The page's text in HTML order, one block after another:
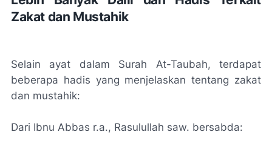
Zakat dan Mustahik
Selain ayat dalam Surah At-Taubah, terdapat
beberapa hadis yang menjelaskan tentang zakat
dan mustahik:
Dari Ibnu Abbas r.a., Rasulullah saw. bersabda: